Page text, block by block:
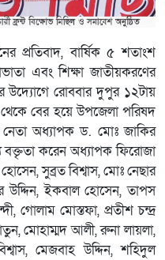
প্রতিবাদ, বার্ষিক ৫ শতাংশ
এবং শিক্ষা জাতীয়করণের
উদ্যোগে রোববার দুপুর ১২টায়
বের হয়ে উপজেলা পরিষদ
নেতা অধ্যাপক ড. মোঃ জাকির
বক্তৃতা করেন অধ্যাপক ফিরোজা
সুব্রত বিশ্বাস, মোঃ নেছার
উদ্দিন, ইকবাল হোসেন, তাপস
গোলাম মোস্তফা, প্রতীশ চন্দ্র
মোহাম্মদ আলী, রুনা লায়লা,
মেজবাহ উদ্দিন, শহিদুল